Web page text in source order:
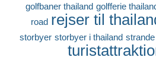
golfbaner thailand golfferie
road rejser til
storbyer storbyer i thailand